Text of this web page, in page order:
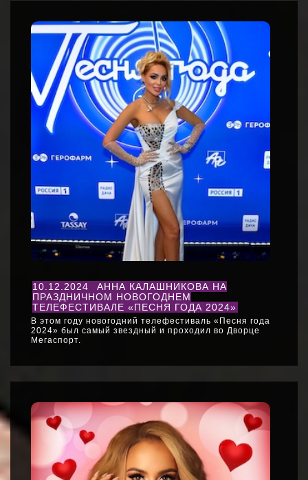
10.12.2024
АННА КАЛАШНИКОВА НА
ПРАЗДНИЧНОМ НОВОГОДНЕМ
ТЕЛЕФЕСТИВАЛЕ «ПЕСНЯ ГОДА 2024»
В этом году новогодний телефестиваль «Песня года
2024» был самый звездный и проходил во Дворце
Мегаспорт.